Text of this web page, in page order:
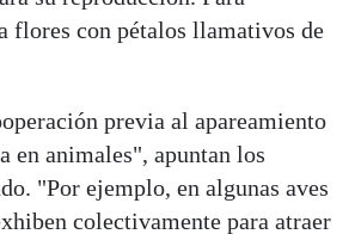
flores con pétalos llamativos de
previa al apareamiento
en animales", apuntan los
"Por ejemplo, en algunas aves
colectivamente para atraer